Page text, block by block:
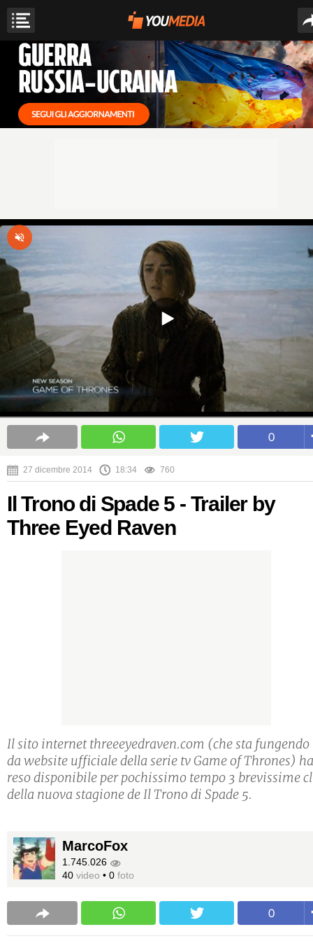
0
27 dicembre 2014 18:34 760
Il Trono di Spade 5 - Trailer by
Three Eyed Raven
Il sito internet threeeyedraven.com (che sta fungendo
da website ufficiale della serie tv Game of Thrones) ha
reso disponibile per pochissimo tempo 3 brevissime
della nuova stagione de Il Trono di Spade 5.
MarcoFox
1.745.026
40 video • 0 foto
0